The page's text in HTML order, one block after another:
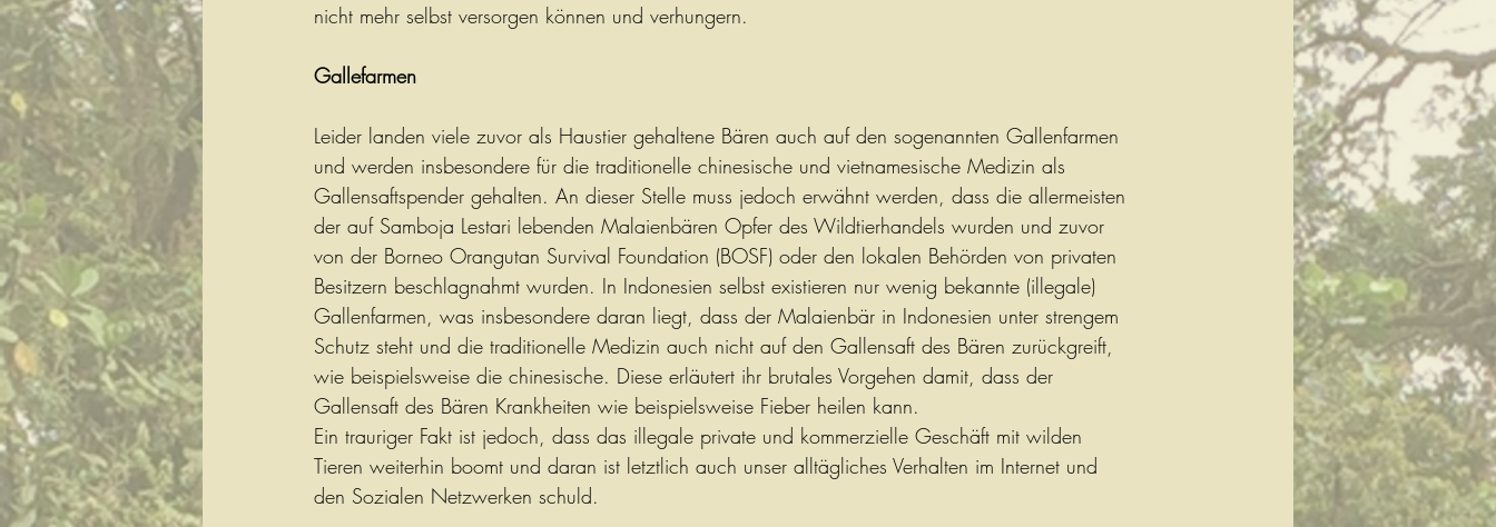
nicht mehr selbst versorgen können und verhungern.
Gallefarmen
Leider landen viele zuvor als Haustier gehaltene Bären auch auf den sogenannten Gallenfarmen
und werden insbesondere für die traditionelle chinesische und vietnamesische Medizin als
Gallensaftspender gehalten. An dieser Stelle muss jedoch erwähnt werden, dass die allermeisten
der auf Samboja Lestari lebenden Malaienbären Opfer des Wildtierhandels wurden und zuvor
von der Borneo Orangutan Survival Foundation (BOSF) oder den lokalen Behörden von privaten
Besitzern beschlagnahmt wurden. In Indonesien selbst existieren nur wenig bekannte (illegale)
Gallenfarmen, was insbesondere daran liegt, dass der Malaienbär in Indonesien unter strengem
Schutz steht und die traditionelle Medizin auch nicht auf den Gallensaft des Bären zurückgreift,
wie beispielsweise die chinesische. Diese erläutert ihr brutales Vorgehen damit, dass der
Gallensaft des Bären Krankheiten wie beispielsweise Fieber heilen kann.
Ein trauriger Fakt ist jedoch, dass das illegale private und kommerzielle Geschäft mit wilden
Tieren weiterhin boomt und daran ist letztlich auch unser alltägliches Verhalten im Internet und
den Sozialen Netzwerken schuld.